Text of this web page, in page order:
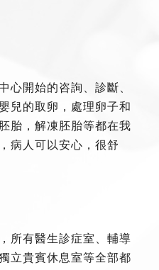
心開始的咨詢、診斷、
兒的取卵，處理卵子和
胎，解凍胚胎等都在我
病人可以安心，很舒
所有醫生診症室、輔導
立貴賓休息室等全部都